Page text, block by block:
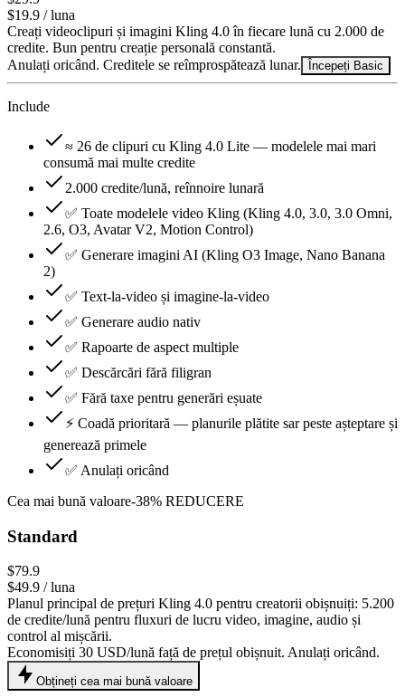
$19.9 / luna
Creați videoclipuri și imagini Kling 4.0 în fiecare lună cu 2.000 de
credite. Bun pentru creație personală constantă.
Anulați oricând. Creditele se reîmprospătează lunar.
Începeți Basic
Include
≈ 26 de clipuri cu Kling 4.0 Lite — modelele mai mari
consumă mai multe credite
2.000 credite/lună, reînnoire lunară
✅ Toate modelele video Kling (Kling 4.0, 3.0, 3.0 Omni,
2.6, O3, Avatar V2, Motion Control)
✅ Generare imagini AI (Kling O3 Image, Nano Banana
2)
✅ Text-la-video și imagine-la-video
✅ Generare audio nativ
✅ Rapoarte de aspect multiple
✅ Descărcări fără filigran
✅ Fără taxe pentru generări eșuate
⚡ Coadă prioritară — planurile plătite sar peste așteptare și
generează primele
✅ Anulați oricând
Cea mai bună valoare-38% REDUCERE
Standard
$79.9
$49.9 / luna
Planul principal de prețuri Kling 4.0 pentru creatorii obișnuiți: 5.200
de credite/lună pentru fluxuri de lucru video, imagine, audio și
control al mișcării.
Economisiți 30 USD/lună față de prețul obișnuit. Anulați oricând.
Obțineți cea mai bună valoare